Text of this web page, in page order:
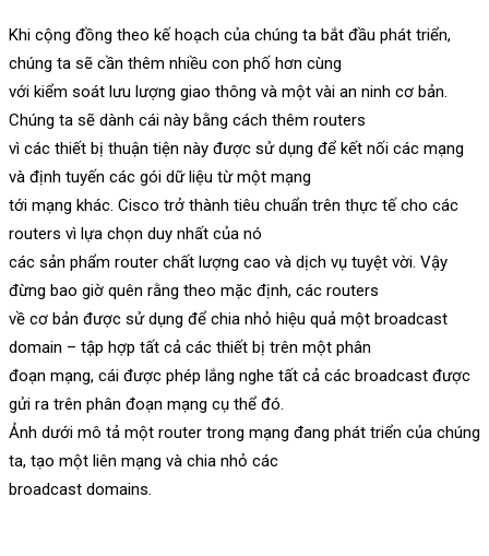
Khi cộng đồng theo kế hoạch của chúng ta bắt đầu phát triển,
chúng ta sẽ cần thêm nhiều con phố hơn cùng
với kiểm soát lưu lượng giao thông và một vài an ninh cơ bản.
Chúng ta sẽ dành cái này bằng cách thêm routers
vì các thiết bị thuận tiện này được sử dụng để kết nối các mạng
và định tuyến các gói dữ liệu từ một mạng
tới mạng khác. Cisco trở thành tiêu chuẩn trên thực tế cho các
routers vì lựa chọn duy nhất của nó
các sản phẩm router chất lượng cao và dịch vụ tuyệt vời. Vậy
đừng bao giờ quên rằng theo mặc định, các routers
về cơ bản được sử dụng để chia nhỏ hiệu quả một broadcast
domain – tập hợp tất cả các thiết bị trên một phân
đoạn mạng, cái được phép lắng nghe tất cả các broadcast được
gửi ra trên phân đoạn mạng cụ thể đó.
Ảnh dưới mô tả một router trong mạng đang phát triển của chúng
ta, tạo một liên mạng và chia nhỏ các
broadcast domains.